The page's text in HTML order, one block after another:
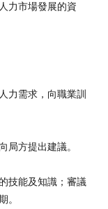
力市場發展的資
力需求，向職業訓
局方提出建議。
技能及知識；審議
。